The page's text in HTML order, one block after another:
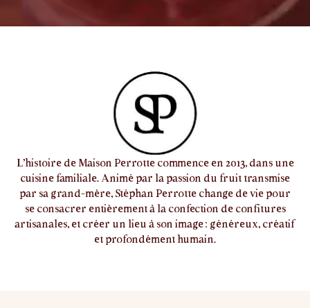
L’histoire de Maison Perrotte commence en 2013, dans une
cuisine familiale. Animé par la passion du fruit transmise
par sa grand-mère, Stéphan Perrotte change de vie pour
se consacrer entièrement à la confection de confitures
artisanales, et créer un lieu à son image : généreux, créatif
et profondément humain.